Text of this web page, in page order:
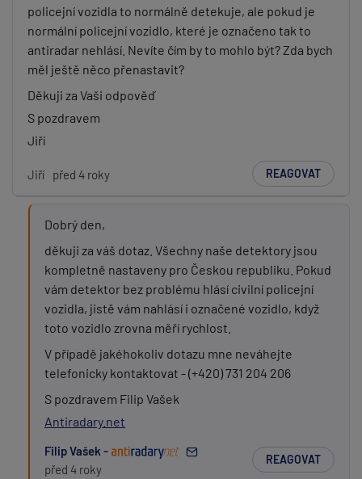
policejní vozidla to normálně detekuje, ale pokud je
normální policejní vozidlo, které je označeno tak to
antiradar nehlásí. Nevíte čím by to mohlo být? Zda bych
měl ještě něco přenastavit?
Děkuji za Vaši odpověď
S pozdravem
Jiří
Jiří před 4 roky REAGOVAT
Dobrý den,
děkuji za váš dotaz. Všechny naše detektory jsou
kompletně nastaveny pro Českou republiku. Pokud
vám detektor bez problému hlásí civilní policejní
vozidla, jistě vám nahlásí i označené vozidlo, když
toto vozidlo zrovna měří rychlost.
V případě jakéhokoliv dotazu mne neváhejte
telefonicky kontaktovat - (+420) 731 204 206
S pozdravem Filip Vašek
Antiradary.net
Filip Vašek -
před 4 roky
REAGOVAT